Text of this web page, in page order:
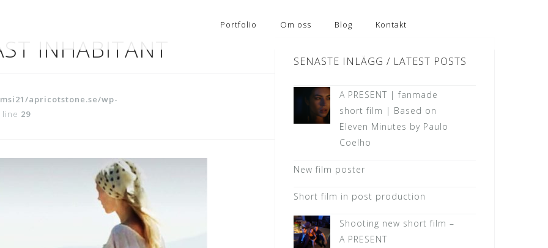
Portfolio Om oss Blog Kontakt
INHABITANT
apricotstone.se/wp-
line 29
SENASTE INLÄGG / LATEST POSTS
A PRESENT | fanmade
short film | Based on
Eleven Minutes by Paulo
Coelho
New film poster
Short film in post production
Shooting new short film –
A PRESENT